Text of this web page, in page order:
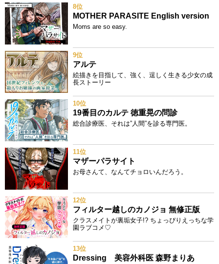
8位
MOTHER PARASITE English version
Moms are so easy.
9位
アルテ
絵描きを目指して、強く、逞しく生きる少女の成
長ストーリー
10位
19番目のカルテ 徳重晃の問診
総合診療医、それは”人間”を診る専門医。
11位
マザーパラサイト
お母さんて、なんてチョロいんだろう。
12位
フィルター越しのカノジョ 無修正版
クラスメイトが裏垢女子!? ちょっぴりえっちな学
園ラブコメ♡
13位
Dressing 美容外科医 森野まりあ